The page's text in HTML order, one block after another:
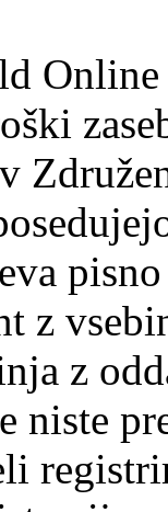
z
z
niste